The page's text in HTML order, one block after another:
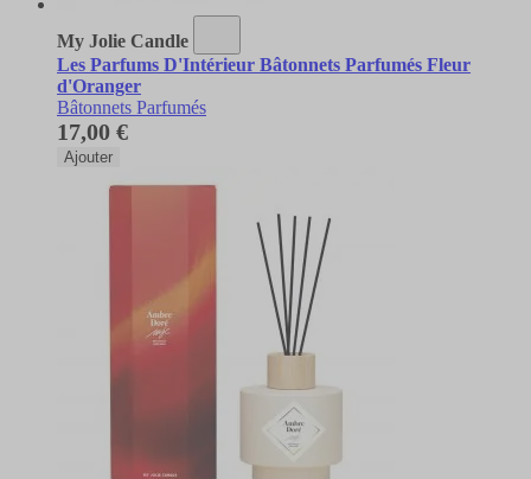
My Jolie Candle
Les Parfums D'Intérieur Bâtonnets Parfumés Fleur
d'Oranger
Bâtonnets Parfumés
17,00 €
Ajouter